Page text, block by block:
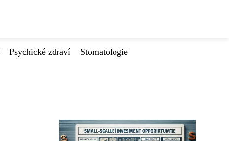
Psychické zdraví
Stomatologie